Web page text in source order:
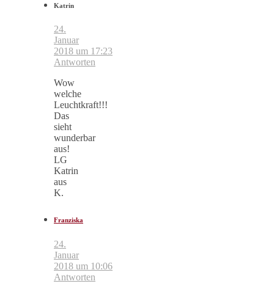
Katrin
24.
Januar
2018 um 17:23
Antworten
Wow
welche
Leuchtkraft!!!
Das
sieht
wunderbar
aus!
LG
Katrin
aus
K.
Franziska
24.
Januar
2018 um 10:06
Antworten